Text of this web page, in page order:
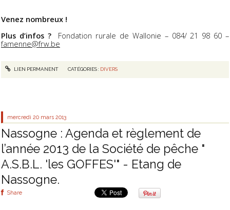
Venez nombreux !
Plus d’infos ?
Fondation rurale de Wallonie – 084/ 21 98 60 –
famenne@frw.be
LIEN PERMANENT CATÉGORIES : DIVERS
mercredi 20 mars 2013
Nassogne : Agenda et règlement de
l’année 2013 de la Société de pêche "
A.S.B.L. 'les GOFFES'" - Etang de
Nassogne.
Share